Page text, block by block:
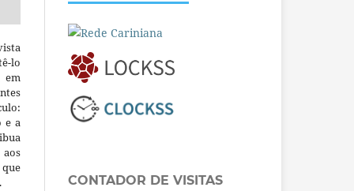
lo
em
e a
CONTADOR DE VISITAS